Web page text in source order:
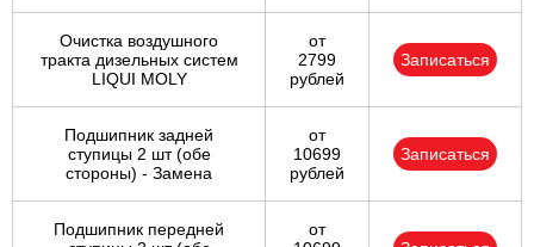
Очистка воздушного
тракта дизельных систем
LIQUI MOLY
от
2799
рублей
Записаться
Подшипник задней
ступицы 2 шт (обе
стороны) - Замена
от
10699
рублей
Записаться
Подшипник передней
от